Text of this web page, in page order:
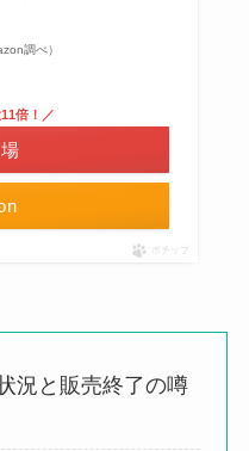
調べ）
倍！／
ポチップ
況と販売終了の噂